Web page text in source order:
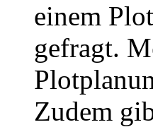
einem
gefragt.
Zudem